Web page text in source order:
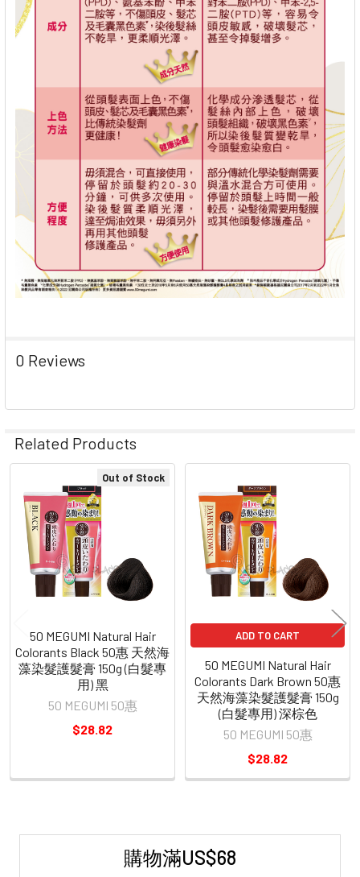
購物滿US$68
0 Reviews
Related Products
Related
Products
Out of Stock
50 MEGUMI Natural Hair
Colorants Black 50惠 天然海
藻染髮護髮膏 150g (白髮專
用) 黑
50 MEGUMI 50惠
$28.82
ADD TO CART
50 MEGUMI Natural Hair
Colorants Dark Brown 50惠
天然海藻染髮護髮膏 150g
(白髮專用) 深棕色
50 MEGUMI 50惠
$28.82